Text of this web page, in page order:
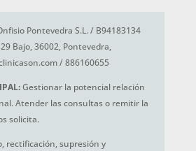
Pontevedra S.L. / B94183134
Bajo, 36002, Pontevedra,
/ 886160655
Gestionar la potencial relación
Atender las consultas o remitir la
solicita.
rectificación, supresión y